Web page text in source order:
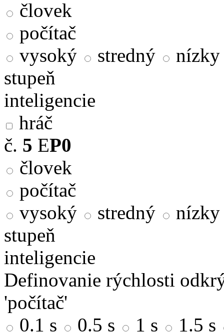
človek
počítač
vysoký
stredný
nízky
stupeň
inteligencie
hráč
č. 5 EP0
človek
počítač
vysoký
stredný
nízky
stupeň
inteligencie
Definovanie rýchlosti
'počítač'
0.1 s
0.5 s 1 s
1.5 s